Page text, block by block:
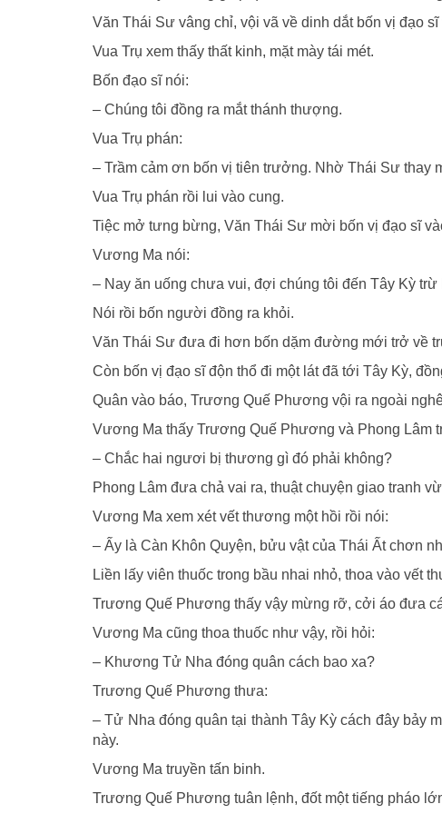
Văn Thái Sư vâng chỉ, vội vã về dinh dắt bốn vị đạo sĩ
Vua Trụ xem thấy thất kinh, mặt mày tái mét.
Bốn đạo sĩ nói:
– Chúng tôi đồng ra mắt thánh thượng.
Vua Trụ phán:
– Trầm cảm ơn bốn vị tiên trưởng. Nhờ Thái Sư thay
Vua Trụ phán rồi lui vào cung.
Tiệc mở tưng bừng, Văn Thái Sư mời bốn vị đạo sĩ
Vương Ma nói:
– Nay ăn uống chưa vui, đợi chúng tôi đến Tây Kỳ
Nói rồi bốn người đồng ra khỏi.
Văn Thái Sư đưa đi hơn bốn dặm đường mới trở về
Còn bốn vị đạo sĩ độn thổ đi một lát đã tới Tây Kỳ,
Quân vào báo, Trương Quế Phương vội ra ngoài
Vương Ma thấy Trương Quế Phương và Phong Lâm
– Chắc hai ngươi bị thương gì đó phải không?
Phong Lâm đưa chả vai ra, thuật chuyện giao tranh
Vương Ma xem xét vết thương một hồi rồi nói:
– Ấy là Càn Khôn Quyện, bửu vật của Thái Ất chơn
Liền lấy viên thuốc trong bầu nhai nhỏ, thoa vào vết
Trương Quế Phương thấy vậy mừng rỡ, cởi áo đưa
Vương Ma cũng thoa thuốc như vậy, rồi hỏi:
– Khương Tử Nha đóng quân cách bao xa?
Trương Quế Phương thưa:
– Tử Nha đóng quân tại thành Tây Kỳ cách đây bảy
này.
Vương Ma truyền tấn binh.
Trương Quế Phương tuân lệnh, đốt một tiếng pháo